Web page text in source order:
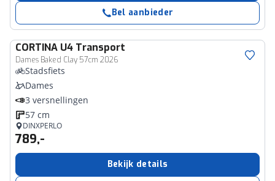
Bel aanbieder
CORTINA U4 Transport
Dames Baked Clay 57cm 2026
Stadsfiets
Dames
3 versnellingen
57 cm
DINXPERLO
789,-
Bekijk details